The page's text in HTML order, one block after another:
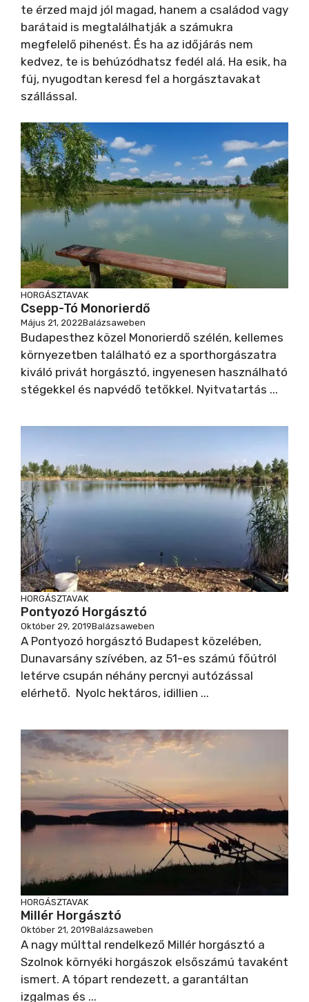
te érzed majd jól magad, hanem a családod vagy
barátaid is megtalálhatják a számukra
megfelelő pihenést. És ha az időjárás nem
kedvez, te is behúzódhatsz fedél alá. Ha esik, ha
fúj, nyugodtan keresd fel a horgásztavakat
szállással.
HORGÁSZTAVAK
Csepp-Tó Monorierdő
Május 21, 2022Balázsaweben
Budapesthez közel Monorierdő szélén, kellemes
környezetben található ez a sporthorgászatra
kiváló privát horgásztó, ingyenesen használható
stégekkel és napvédő tetőkkel. Nyitvatartás ...
HORGÁSZTAVAK
Pontyozó Horgásztó
Október 29, 2019Balázsaweben
A Pontyozó horgásztó Budapest közelében,
Dunavarsány szívében, az 51-es számú főútról
letérve csupán néhány percnyi autózással
elérhető. Nyolc hektáros, idillien ...
HORGÁSZTAVAK
Millér Horgásztó
Október 21, 2019Balázsaweben
A nagy múlttal rendelkező Millér horgásztó a
Szolnok környéki horgászok elsőszámú tavaként
ismert. A tópart rendezett, a garantáltan
izgalmas és ...